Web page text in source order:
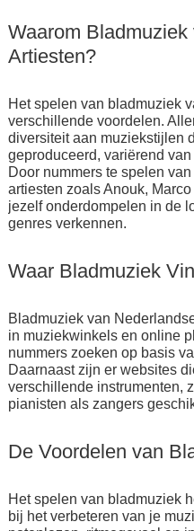
Waarom
Artiesten?
Het spelen van bladmuziek
verschillende voordelen.
diversiteit aan muziekstijlen
geproduceerd, variërend
Door nummers te spelen
artiesten zoals Anouk,
jezelf onderdompelen in de
genres verkennen.
Waar Bladmuziek
Bladmuziek van
in muziekwinkels en online
nummers zoeken op basis
Daarnaast zijn er websites
verschillende instrumenten,
pianisten als zangers
De Voordelen van
Het spelen van bladmuziek
bij het verbeteren van je